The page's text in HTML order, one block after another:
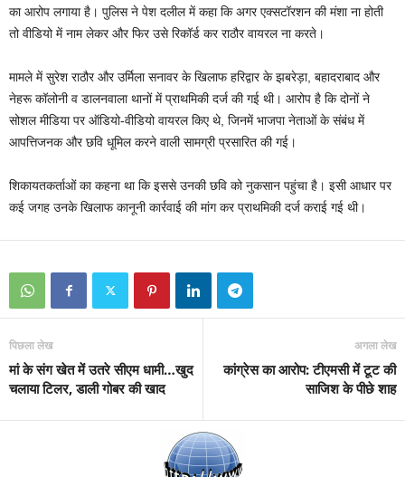
का आरोप लगाया है। पुलिस ने पेश दलील में कहा कि अगर एक्सटॉरशन की मंशा ना होती
तो वीडियो में नाम लेकर और फिर उसे रिकॉर्ड कर राठौर वायरल ना करते।
मामले में सुरेश राठौर और उर्मिला सनावर के खिलाफ हरिद्वार के झबरेड़ा, बहादराबाद और
नेहरू कॉलोनी व डालनवाला थानों में प्राथमिकी दर्ज की गई थी। आरोप है कि दोनों ने
सोशल मीडिया पर ऑडियो-वीडियो वायरल किए थे, जिनमें भाजपा नेताओं के संबंध में
आपत्तिजनक और छवि धूमिल करने वाली सामग्री प्रसारित की गई।
शिकायतकर्ताओं का कहना था कि इससे उनकी छवि को नुकसान पहुंचा है। इसी आधार पर
कई जगह उनके खिलाफ कानूनी कार्रवाई की मांग कर प्राथमिकी दर्ज कराई गई थी।
पिछला लेख
मां के संग खेत में उतरे सीएम धामी…खुद
चलाया टिलर, डाली गोबर की खाद
अगला लेख
कांग्रेस का आरोप: टीएमसी में टूट की
साजिश के पीछे शाह